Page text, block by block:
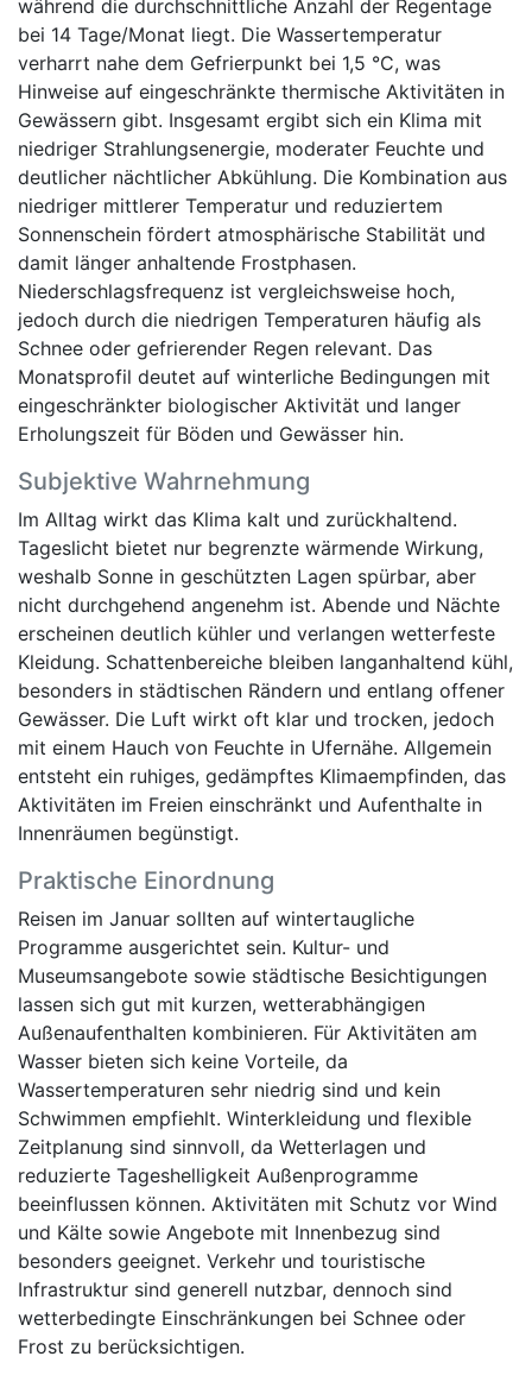
während die durchschnittliche Anzahl der Regentage
bei 14 Tage/Monat liegt. Die Wassertemperatur
verharrt nahe dem Gefrierpunkt bei 1,5 °C, was
Hinweise auf eingeschränkte thermische Aktivitäten in
Gewässern gibt. Insgesamt ergibt sich ein Klima mit
niedriger Strahlungsenergie, moderater Feuchte und
deutlicher nächtlicher Abkühlung. Die Kombination aus
niedriger mittlerer Temperatur und reduziertem
Sonnenschein fördert atmosphärische Stabilität und
damit länger anhaltende Frostphasen.
Niederschlagsfrequenz ist vergleichsweise hoch,
jedoch durch die niedrigen Temperaturen häufig als
Schnee oder gefrierender Regen relevant. Das
Monatsprofil deutet auf winterliche Bedingungen mit
eingeschränkter biologischer Aktivität und langer
Erholungszeit für Böden und Gewässer hin.
Subjektive Wahrnehmung
Im Alltag wirkt das Klima kalt und zurückhaltend.
Tageslicht bietet nur begrenzte wärmende Wirkung,
weshalb Sonne in geschützten Lagen spürbar, aber
nicht durchgehend angenehm ist. Abende und Nächte
erscheinen deutlich kühler und verlangen wetterfeste
Kleidung. Schattenbereiche bleiben langanhaltend kühl,
besonders in städtischen Rändern und entlang offener
Gewässer. Die Luft wirkt oft klar und trocken, jedoch
mit einem Hauch von Feuchte in Ufernähe. Allgemein
entsteht ein ruhiges, gedämpftes Klimaempfinden, das
Aktivitäten im Freien einschränkt und Aufenthalte in
Innenräumen begünstigt.
Praktische Einordnung
Reisen im Januar sollten auf wintertaugliche
Programme ausgerichtet sein. Kultur- und
Museumsangebote sowie städtische Besichtigungen
lassen sich gut mit kurzen, wetterabhängigen
Außenaufenthalten kombinieren. Für Aktivitäten am
Wasser bieten sich keine Vorteile, da
Wassertemperaturen sehr niedrig sind und kein
Schwimmen empfiehlt. Winterkleidung und flexible
Zeitplanung sind sinnvoll, da Wetterlagen und
reduzierte Tageshelligkeit Außenprogramme
beeinflussen können. Aktivitäten mit Schutz vor Wind
und Kälte sowie Angebote mit Innenbezug sind
besonders geeignet. Verkehr und touristische
Infrastruktur sind generell nutzbar, dennoch sind
wetterbedingte Einschränkungen bei Schnee oder
Frost zu berücksichtigen.